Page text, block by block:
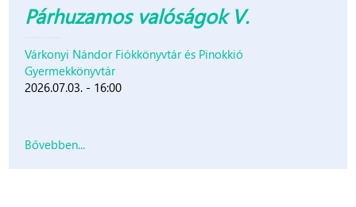
Párhuzamos valóságok V.
Várkonyi Nándor Fiókkönyvtár és Pinokkió
Gyermekkönyvtár
2026.07.03. - 16:00
Bővebben...